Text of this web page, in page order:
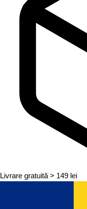
Livrare gratuită > 149 lei